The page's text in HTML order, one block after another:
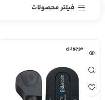
فیلتر محصولات
اتمام موجودی